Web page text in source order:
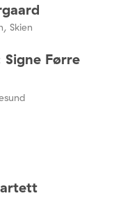
Skien
Førre